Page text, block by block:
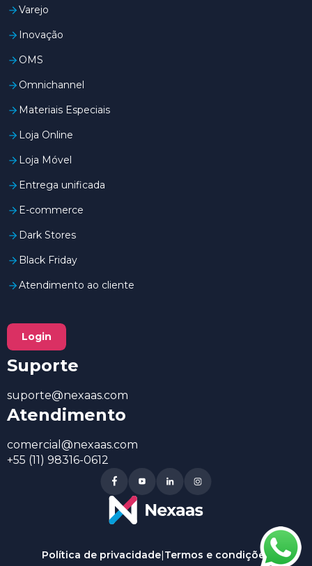
Varejo
Inovação
OMS
Omnichannel
Materiais Especiais
Loja Online
Loja Móvel
Entrega unificada
E-commerce
Dark Stores
Black Friday
Atendimento ao cliente
Login
Suporte
suporte@nexaas.com
Atendimento
comercial@nexaas.com
+55 (11) 98316-0612
Política de privacidade|Termos e condições